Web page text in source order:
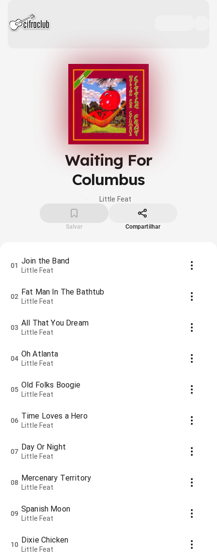
Waiting For
Columbus
Little Feat
Salvar Compartilhar
01 Join the Band
Little Feat
02 Fat Man In The Bathtub
Little Feat
03 All That You Dream
Little Feat
04 Oh Atlanta
Little Feat
05 Old Folks Boogie
Little Feat
06 Time Loves a Hero
Little Feat
07 Day Or Night
Little Feat
08 Mercenary Territory
Little Feat
09 Spanish Moon
Little Feat
10 Dixie Chicken
Little Feat